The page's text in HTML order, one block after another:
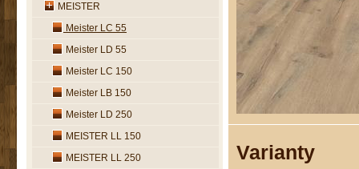
Varianty
MEISTER
Meister LC 55
Meister LD 55
Meister LC 150
Meister LB 150
Meister LD 250
MEISTER LL 150
MEISTER LL 250